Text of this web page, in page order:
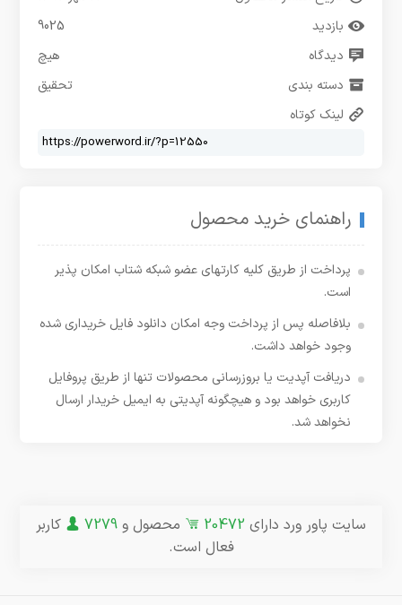
بازدید
9025
دیدگاه
هیچ
دسته بندی
تحقیق
لینک کوتاه
راهنمای خرید محصول
پرداخت از طریق کلیه کارتهای عضو شبکه شتاب امکان پذیر
است.
بلافاصله پس از پرداخت وجه امکان دانلود فایل خریداری شده
وجود خواهد داشت.
دریافت آپدیت یا بروزرسانی محصولات تنها از طریق پروفایل
کاربری خواهد بود و هیچگونه آپدیتی به ایمیل خریدار ارسال
نخواهد شد.
سایت پاور ورد دارای 20472 محصول و 7279
کاربر
فعال است.